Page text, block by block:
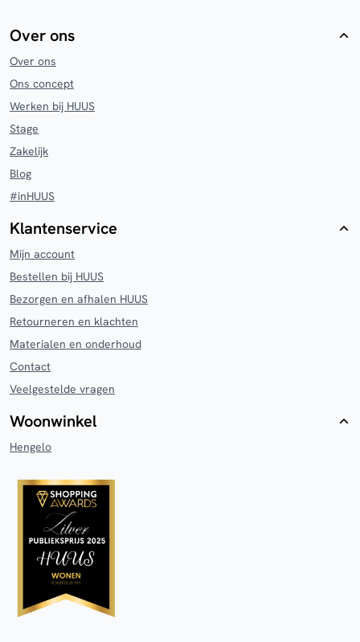
Over ons
Over ons
Ons concept
Werken bij HUUS
Stage
Zakelijk
Blog
#inHUUS
Klantenservice
Mijn account
Bestellen bij HUUS
Bezorgen en afhalen HUUS
Retourneren en klachten
Materialen en onderhoud
Contact
Veelgestelde vragen
Woonwinkel
Hengelo